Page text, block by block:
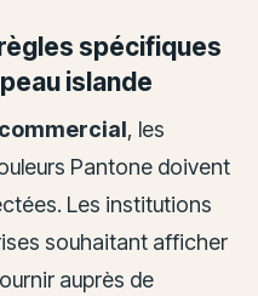
spécifiques
islande
, les
Pantone doivent
Les institutions
souhaitant afficher
auprès de